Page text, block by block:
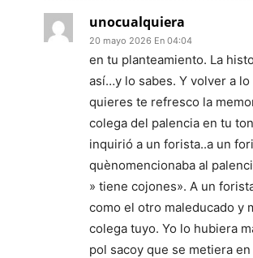
unocualquiera
20 mayo 2026 En 04:04
en tu planteamiento. La
así…y lo sabes. Y volver a
quieres te refresco la
colega del palencia en tu
inquirió a un forista..a un
quènomencionaba al
» tiene cojones». A un
como el otro maleducado y
colega tuyo. Yo lo hubiera
pol sacoy que se metiera